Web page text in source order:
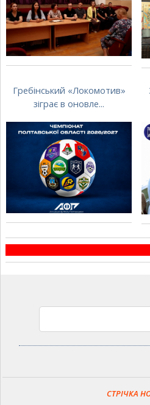
Гребінський «Локомотив»
зіграє в оновле...
СТРІЧКА